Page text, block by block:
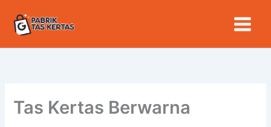
konten
Tas Kertas Berwarna